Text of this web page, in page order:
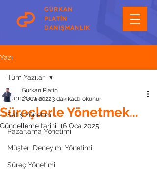
GÜRKAN
PLATİN
DANIŞMANLIK
Yazı
Tüm Yazılar
Satış Yönetimi
Pazarlama Yönetimi
Müşteri Deneyimi Yönetimi
Süreç Yönetimi
Tüm Yazılar
Süreçlerle Yönetmek...
Gürkan Platin
2 Oca 20223 dakikada okunur
Güncelleme tarihi: 16 Oca 2025